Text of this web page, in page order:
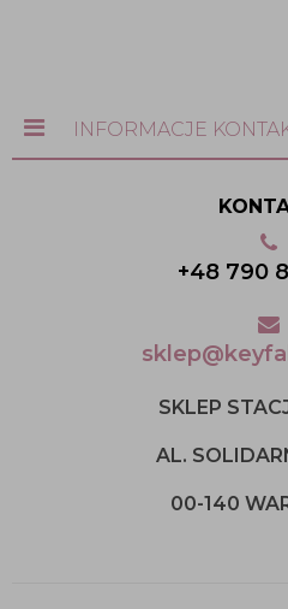
INFORMACJE
+48 790
SKLEP
AL.
00-140